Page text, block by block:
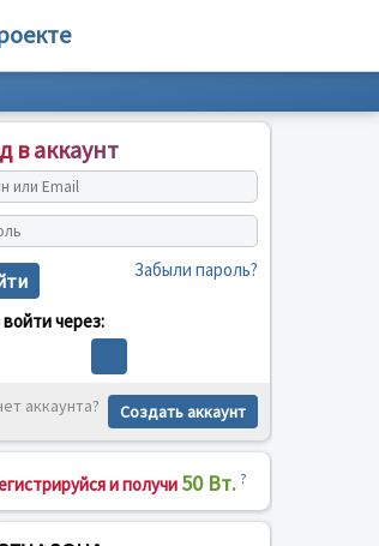
в аккаунт
Забыли пароль?
через:
аккаунта? Создать аккаунт
и получи 50 Вт. ?